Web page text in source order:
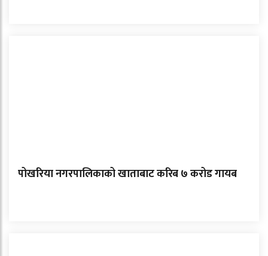
पोखरिया नगरपालिकाको खाताबाट करिब ७ करोड गायब